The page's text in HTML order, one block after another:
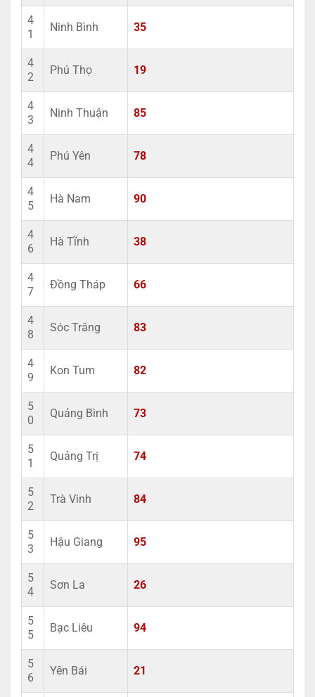
4
1
Ninh Bình 35
4
2
Phú Thọ 19
4
3
Ninh Thuận 85
4
4
Phú Yên 78
4
5
Hà Nam 90
4
6
Hà Tĩnh 38
4
7
Đồng Tháp 66
4
8
Sóc Trăng 83
4
9
Kon Tum 82
5
0
Quảng Bình 73
5
1
Quảng Trị 74
5
2
Trà Vinh 84
5
3
Hậu Giang 95
5
4
Sơn La 26
5
5
Bạc Liêu 94
5
6
Yên Bái 21